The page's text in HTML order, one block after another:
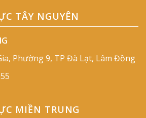
TÂY NGUYÊN
Phường 9, TP Đà Lạt, Lâm Đồng
MIỀN TRUNG